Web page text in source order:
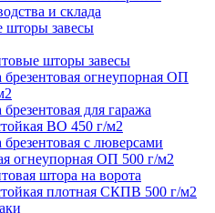
и склада
шторы завесы
шторы завесы
огнеупорная ОП
для гаража
ВО 450 г/м2
с люверсами
огнеупорная ОП 500 г/м2
штора на ворота
плотная СКПВ 500 г/м2